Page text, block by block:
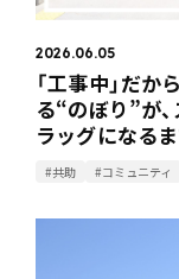
2026.06.05
「工事中」だ
る“のぼり”が
ラッグになる
#共助 #コミュニティ